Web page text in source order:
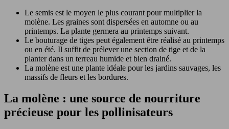
Le semis est le moyen le plus courant pour multiplier la
molène. Les graines sont dispersées en automne ou au
printemps. La plante germera au printemps suivant.
Le bouturage de tiges peut également être réalisé au printemps
ou en été. Il suffit de prélever une section de tige et de la
planter dans un terreau humide et bien drainé.
La molène est une plante idéale pour les jardins sauvages, les
massifs de fleurs et les bordures.
La molène : une source de nourriture
précieuse pour les pollinisateurs